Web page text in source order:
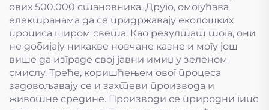
ових 500.000 становника. Друго, омогућава
електранама да се придржавају еколошких
прописа широм света. Као резултат тога, они
не добијају никакве новчане казне и могу још
више да изграде свој јавни имиџ у зеленом
смислу. Треће, коришћењем овог процеса
задовољавају се и захтеви производа и
животне средине. Производи се природни гипс